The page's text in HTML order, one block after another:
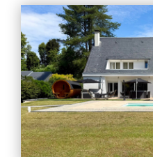
composée d'un salon et
ainsi qu'une salle d'eau
dispose de deux
accueille une suite
de bain privative. Vous y
buanderie pouvant faire
accès direct depuis
profiter pleinement des
indépendant. À l'extérieur, une agréable terrasse vous
permettra de profiter des
amis. La propriété offre
stationner jusqu'à trois
branchement pour véhicule électrique.
confort, modernité et
des commodités. Pour plus de renseignements ou pour